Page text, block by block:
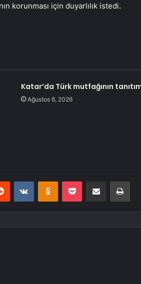
korunması için duyarlılık istedi.
Katar’da Türk mutfağının
Ağustos 6, 2026
Reddit VKontakteOdnoklassniki
Pocket E-Posta ile paylaş